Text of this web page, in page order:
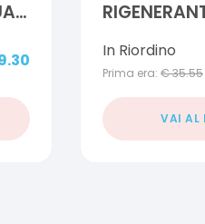
In Riordino
Prima era: €35.55
VAI AL